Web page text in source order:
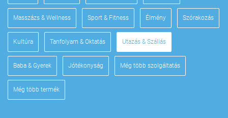
Masszázs & Wellness Sport & Fitness Élmény Szórakozás
Kultúra Tanfolyam & Oktatás Utazás & Szállás
Baba & Gyerek Jótékonyság Még több szolgáltatás
Még több termék